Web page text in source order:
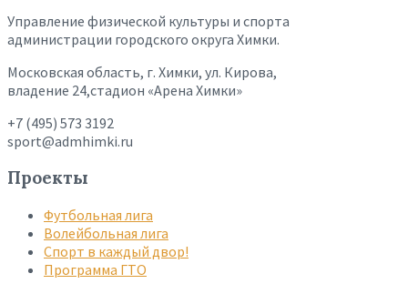
Управление физической культуры и спорта
администрации городского округа Химки.
Московская область, г. Химки, ул. Кирова,
владение 24,стадион «Арена Химки»
+7 (495) 573 3192
sport@admhimki.ru
Проекты
Футбольная лига
Волейбольная лига
Спорт в каждый двор!
Программа ГТО